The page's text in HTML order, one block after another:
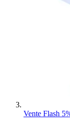
Vente Flash